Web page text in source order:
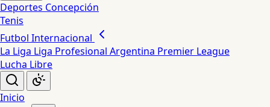
Deportes Concepción
Tenis
Futbol Internacional
La Liga Liga Profesional Argentina Premier League
Lucha Libre
Inicio